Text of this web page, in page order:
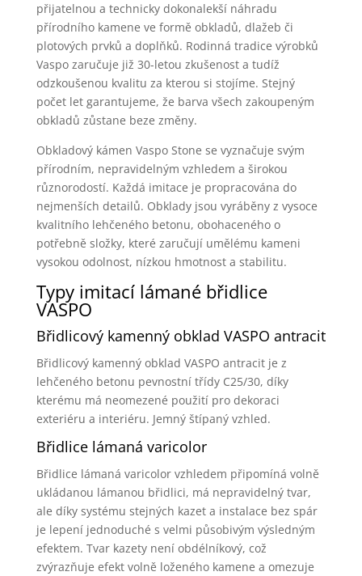
přijatelnou a technicky dokonalekší náhradu
přírodního kamene ve formě obkladů, dlažeb či
plotových prvků a doplňků. Rodinná tradice výrobků
Vaspo zaručuje již 30-letou zkušenost a tudíž
odzkoušenou kvalitu za kterou si stojíme. Stejný
počet let garantujeme, že barva všech zakoupeným
obkladů zůstane beze změny.
Obkladový kámen Vaspo Stone se vyznačuje svým
přírodním, nepravidelným vzhledem a širokou
různorodostí. Každá imitace je propracována do
nejmenších detailů. Obklady jsou vyráběny z vysoce
kvalitního lehčeného betonu, obohaceného o
potřebně složky, které zaručují umělému kameni
vysokou odolnost, nízkou hmotnost a stabilitu.
Typy imitací lámané břidlice
VASPO
Břidlicový kamenný obklad VASPO antracit
Břidlicový kamenný obklad VASPO antracit je z
lehčeného betonu pevnostní třídy C25/30, díky
kterému má neomezené použití pro dekoraci
exteriéru a interiéru. Jemný štípaný vzhled.
Břidlice lámaná varicolor
Břidlice lámaná varicolor vzhledem připomíná volně
ukládanou lámanou břidlici, má nepravidelný tvar,
ale díky systému stejných kazet a instalace bez spár
je lepení jednoduché s velmi působivým výsledným
efektem. Tvar kazety není obdélníkový, což
zvýrazňuje efekt volně loženého kamene a omezuje